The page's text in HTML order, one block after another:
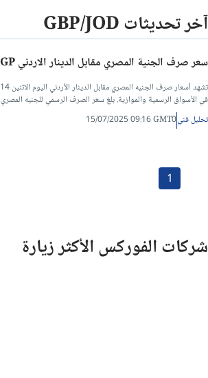
آخر تحديثات GBP/JOD
سعر صرف الجنية المصري مقابل الدينار الاردني JOD/EGP
في الأسواق الرسمية والموازية. بلغ سعر الصرف الرسمي للجنيه المصري
تحليل فني15/07/2025 09:16 GMT0
1
شركات الفوركس الأكثر زيارة